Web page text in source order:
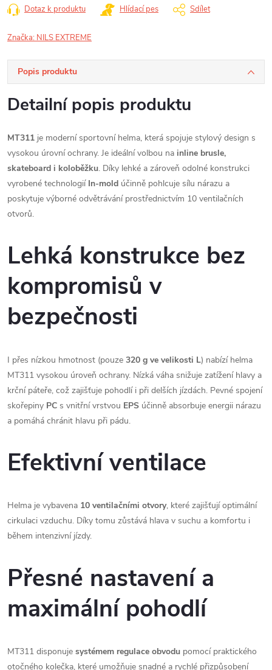
Dotaz k produktu Hlídací pes Sdílet
Značka: NILS EXTREME
Popis produktu
Detailní popis produktu
MT311 je moderní sportovní helma, která spojuje stylový design s
vysokou úrovní ochrany. Je ideální volbou na inline brusle,
skateboard i koloběžku. Díky lehké a zároveň odolné konstrukci
vyrobené technologií In-mold účinně pohlcuje sílu nárazu a
poskytuje výborné odvětrávání prostřednictvím 10 ventilačních
otvorů.
Lehká konstrukce bez
kompromisů v
bezpečnosti
I přes nízkou hmotnost (pouze 320 g ve velikosti L) nabízí helma
MT311 vysokou úroveň ochrany. Nízká váha snižuje zatížení hlavy a
krční páteře, což zajišťuje pohodlí i při delších jízdách. Pevné spojení
skořepiny PC s vnitřní vrstvou EPS účinně absorbuje energii nárazu
a pomáhá chránit hlavu při pádu.
Efektivní ventilace
Helma je vybavena 10 ventilačními otvory, které zajišťují optimální
cirkulaci vzduchu. Díky tomu zůstává hlava v suchu a komfortu i
během intenzivní jízdy.
Přesné nastavení a
maximální pohodlí
MT311 disponuje systémem regulace obvodu pomocí praktického
otočného kolečka, které umožňuje snadné a rychlé přizpůsobení